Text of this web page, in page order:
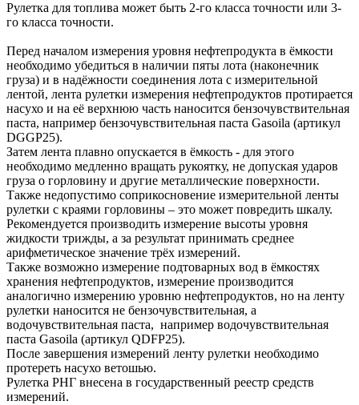
Рулетка для топлива может быть 2-го класса точности или 3-
го класса точности.
Перед началом измерения уровня нефтепродукта в ёмкости
необходимо убедиться в наличии пяты лота (наконечник
груза) и в надёжности соединения лота с измерительной
лентой, лента рулетки измерения нефтепродуктов протирается
насухо и на её верхнюю часть наносится бензочувствительная
паста, например бензочувствительная паста Gasoila (артикул
DGGP25).
Затем лента плавно опускается в ёмкость - для этого
необходимо медленно вращать рукоятку, не допуская ударов
груза о горловину и другие металлические поверхности.
Также недопустимо соприкосновение измерительной ленты
рулетки с краями горловины – это может повредить шкалу.
Рекомендуется производить измерение высоты уровня
жидкости трижды, а за результат принимать среднее
арифметическое значение трёх измерений.
Также возможно измерение подтоварных вод в ёмкостях
хранения нефтепродуктов, измерение производится
аналогично измерению уровню нефтепродуктов, но на ленту
рулетки наносится не бензочувствительная, а
водочувствительная паста, например водочувствительная
паста Gasoila (артикул QDFP25).
После завершения измерений ленту рулетки необходимо
протереть насухо ветошью.
Рулетка РНГ внесена в государственный реестр средств
измерений.